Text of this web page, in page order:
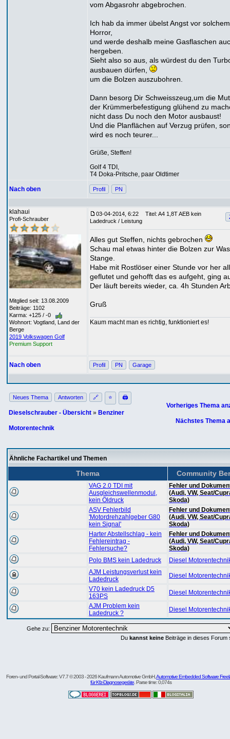
vom Abgasrohr abgebrochen.
Ich hab da immer übelst Angst vor solchem
Horror,
und werde deshalb meine Gasflaschen
hergeben.
Sieht also so aus, als würdest du den
ausbauen dürfen,
um die Bolzen auszubohren.
Dann besorg Dir Schweisszeug,um die
der Krümmerbefestigung glühend zu
nicht dass Du noch den Motor ausbaust!
Und die Planflächen auf Verzug prüfen,
wird es noch teurer...
Grüße, Steffen!
Golf 4 TDI,
T4 Doka-Pritsche, paar Oldtimer
Nach oben Profil PN
klahaui
Profi-Schrauber
Mitglied seit: 13.08.2009
Beiträge: 1102
Karma: +125 / -0
Wohnort: Vogtland, Land der
Berge
2019 Volkswagen Golf
Premium Support
03-04-2014, 6:22
Titel: A4 1,8T AEB kein
Ladedruck / Leistung
Alles gut Steffen, nichts gebrochen
Schau mal etwas hinter die Bolzen zur
Stange.
Habe mit Rostlöser einer Stunde vor her
geflutet und gehofft das es aufgeht, ging
Der läuft bereits wieder, ca. 4h Stunden
Gruß
Kaum macht man es richtig, funktioniert es!
Nach oben Profil PN Garage
Neues Thema Antworten 🔗 ⭐ 🖨
Dieselschrauber - Übersicht » Benziner
Motorentechnik
Vorheriges Thema
Nächstes Thema
Ähnliche Fachartikel und Themen
Thema Community
VAG 2.0 TDI mit
Ausgleichswellenmodul,
kein Öldruck
Fehler und
(Audi, VW, Seat/
Skoda)
ASV Fehlerbild
'Motordrehzahlgeber G80
kein Signal'
Fehler und
(Audi, VW, Seat/
Skoda)
Harter Abstellschlag - kein
Fehlereintrag -
Fehlersuche?
Fehler und
(Audi, VW, Seat/
Skoda)
Polo BMS kein Ladedruck
Diesel
AJM Leistungsverlust kein
Ladedruck
Diesel
V70 kein Ladedruck D5
163PS
Diesel
AJM Problem kein
Ladedruck ?
Diesel
Gehe zu:
Du kannst keine Beiträge in dieses Forum
Foren- und Portal-Software: V7.7 © 2003 - 2026 Kaufmann Automotive GmbH,Automotive Embedded Software
für Kfz-Diagnosegeräte . Parse time: 0,074s